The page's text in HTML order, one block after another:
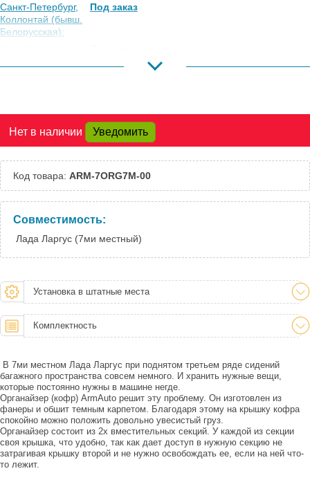
Санкт-Петербург,
Коллонтай (бывш.
Белорусская):
Под заказ
Краснодар:
Под заказ
Самара:
Тверь:
Тюмень:
Под заказ
Челябинск:
Под заказ
Нет в наличии Уведомить
Код товара: ARM-7ORG7M-00
Совместимость:
Лада Ларгус (7ми местный)
Установка в штатные места
Комплектность
В 7ми местном Лада Ларгус при поднятом третьем ряде сидений
багажного пространства совсем немного. И хранить нужные вещи,
которые постоянно нужны в машине негде.
Органайзер (кофр) ArmAuto решит эту проблему. Он изготовлен из
фанеры и обшит темным карпетом. Благодаря этому на крышку кофра
спокойно можно положить довольно увесистый груз.
Органайзер состоит из 2х вместительных секций. У каждой из секции
своя крышка, что удобно, так как дает доступ в нужную секцию не
затрагивая крышку второй и не нужно освобождать ее, если на ней что-
то лежит.